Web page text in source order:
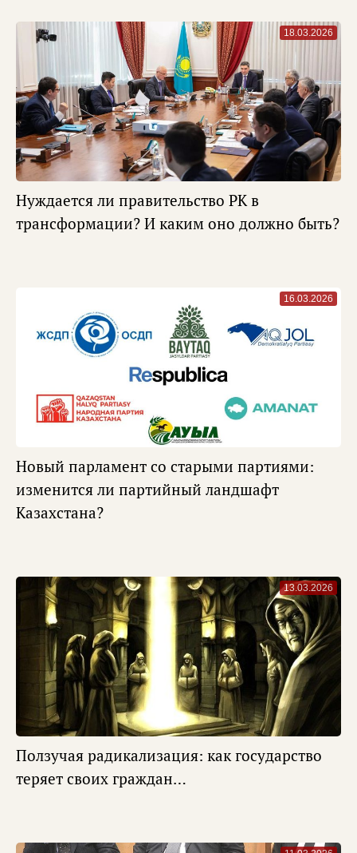
Нуждается ли правительство РК в
трансформации? И каким оно должно быть?
18.03.2026
Новый парламент со старыми партиями:
изменится ли партийный ландшафт
Казахстана?
16.03.2026
Ползучая радикализация: как государство
теряет своих граждан…
13.03.2026